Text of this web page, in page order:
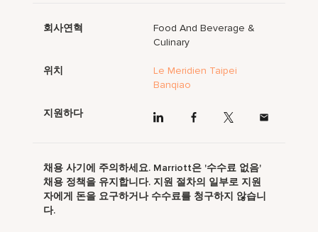
회사연혁
Food And Beverage &
Culinary
위치
Le Meridien Taipei
Banqiao
지원하다
채용 사기에 주의하세요. Marriott은 '수수료 없음'
채용 정책을 유지합니다. 지원 절차의 일부로 지원
자에게 돈을 요구하거나 수수료를 청구하지 않습니
다.